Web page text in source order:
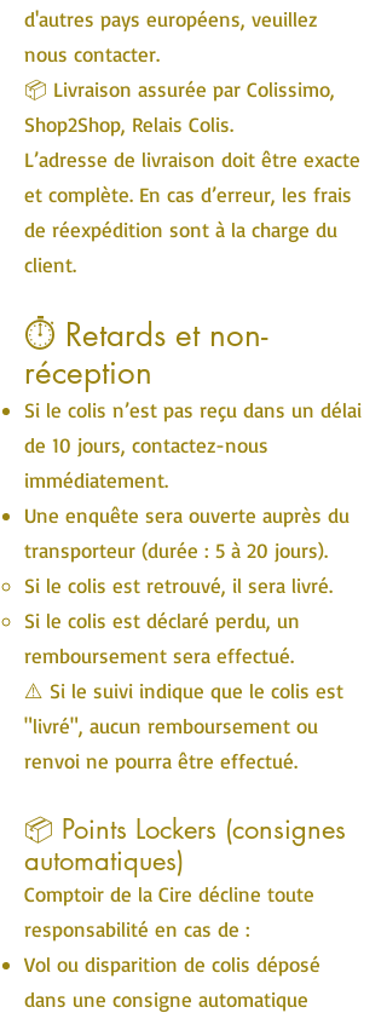
d'autres pays européens, veuillez
nous contacter.
📦 Livraison assurée par Colissimo,
Shop2Shop, Relais Colis.
L’adresse de livraison doit être exacte
et complète. En cas d’erreur, les frais
de réexpédition sont à la charge du
client.
⏱ Retards et non-
réception
Si le colis n’est pas reçu dans un délai
de 10 jours, contactez-nous
immédiatement.
Une enquête sera ouverte auprès du
transporteur (durée : 5 à 20 jours).
Si le colis est retrouvé, il sera livré.
Si le colis est déclaré perdu, un
remboursement sera effectué.
⚠️ Si le suivi indique que le colis est
"livré", aucun remboursement ou
renvoi ne pourra être effectué.
📦 Points Lockers (consignes
automatiques)
Comptoir de la Cire décline toute
responsabilité en cas de :
Vol ou disparition de colis déposé
dans une consigne automatique